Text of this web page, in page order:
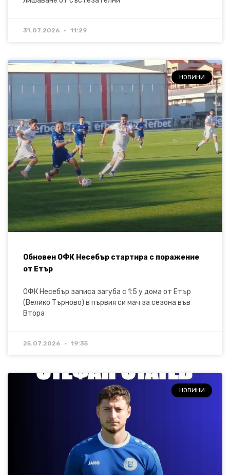
31.07.2026 11:29
НОВИНИ
Обновен ОФК Несебър стартира с поражение
от Етър
ОФК Несебър записа загуба с 1:5 у дома от Етър
(Велико Търново) в първия си мач за сезона във
Втора
25.07.2026 19:35
НОВИНИ